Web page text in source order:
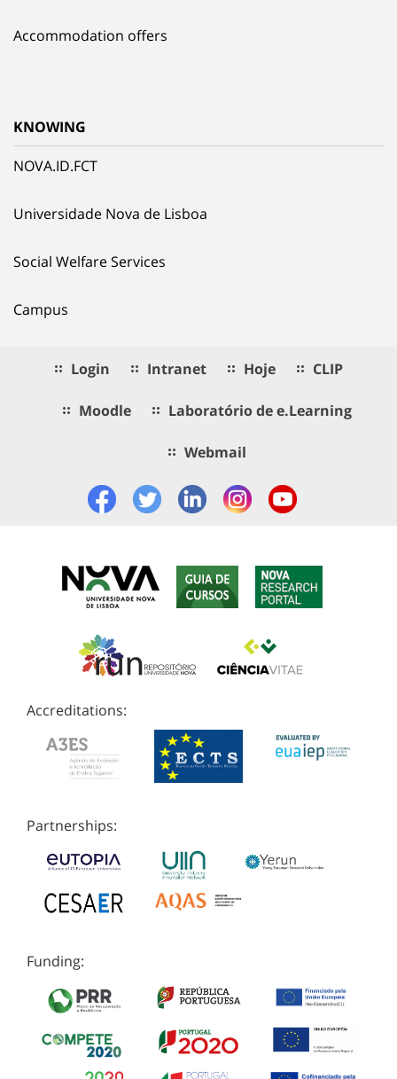
Accommodation offers
KNOWING
NOVA.ID.FCT
Universidade Nova de Lisboa
Social Welfare Services
Campus
Login Intranet Hoje CLIP
Moodle Laboratório de e.Learning
Webmail
Accreditations:
Partnerships:
Funding: